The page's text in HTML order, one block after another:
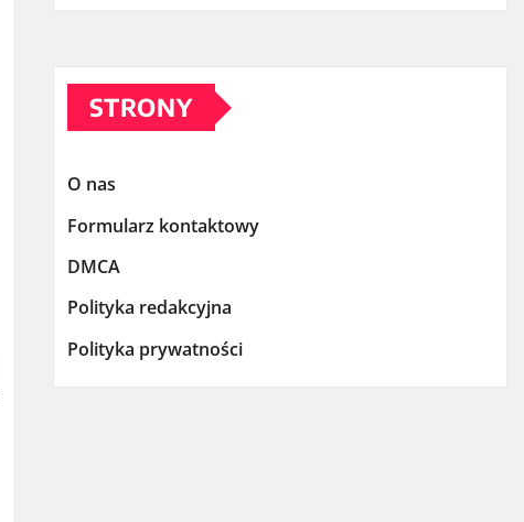
STRONY
O nas
Formularz kontaktowy
DMCA
Polityka redakcyjna
Polityka prywatności